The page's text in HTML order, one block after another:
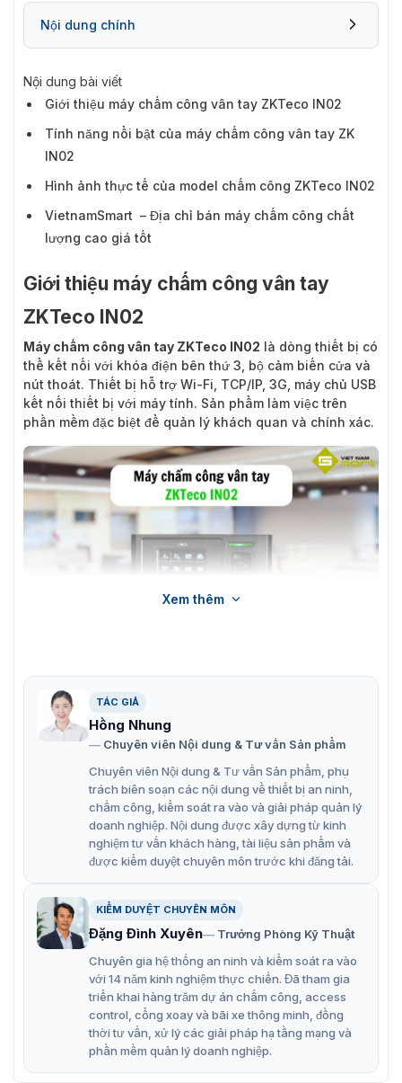
Nội dung chính
Nội dung bài viết
Giới thiệu máy chấm công vân tay ZKTeco IN02
Tính năng nổi bật của máy chấm công vân tay ZK
IN02
Hình ảnh thực tế của model chấm công ZKTeco IN02
VietnamSmart – Địa chỉ bán máy chấm công chất
lượng cao giá tốt
Giới thiệu máy chấm công vân tay
ZKTeco IN02
Máy chấm công vân tay ZKTeco IN02 là dòng thiết bị có
thể kết nối với khóa điện bên thứ 3, bộ cảm biến cửa và
nút thoát. Thiết bị hỗ trợ Wi-Fi, TCP/IP, 3G, máy chủ USB
kết nối thiết bị với máy tính. Sản phẩm làm việc trên
phần mềm đặc biệt để quản lý khách quan và chính xác.
Máy chấm công vân tay ZKTeco IN02
Sản phẩm hỗ trợ công nghệ quét vân tay hiện đại, hoạt
động dưới nguồn sáng mạnh với độ chính xác cao với
vân tay xước, ướt, thô ráp. Model này có dung lượng lưu
trữ lớn, phù hợp lắp đặt tại nhà xưởng hay văn phòng.
Tính năng nổi bật của máy chấm công
vân tay ZKTeco IN02
ZKTeco IN02
dạng sử dụng với người quản lý. Nhờ vậy mà người quản
lý có thể hiệu chuẩn hóa phù nhất để sử dụng tốt hơn
cho đơn vị sử dụng của mình.
Chức năng kiểm tra truy cập và chấm công bằng vân
tay và thẻ.
Giao tiếp: TCP/IP, USB (máy chủ và máy khách),
RS232/485.
Pin dự phòng.
Xem thêm
TÁC GIẢ
Hồng Nhung
Chuyên viên Nội dung & Tư vấn Sản phẩm
Chuyên viên Nội dung & Tư vấn Sản phẩm, phụ
trách biên soạn các nội dung về thiết bị an ninh,
chấm công, kiểm soát ra vào và giải pháp quản lý
doanh nghiệp. Nội dung được xây dựng từ kinh
nghiệm tư vấn khách hàng, tài liệu sản phẩm và
được kiểm duyệt chuyên môn trước khi đăng tải.
KIỂM DUYỆT CHUYÊN MÔN
Đặng Đình Xuyên
Trưởng Phòng Kỹ Thuật
Chuyên gia hệ thống an ninh và kiểm soát ra vào
với 14 năm kinh nghiệm thực chiến. Đã tham gia
triển khai hàng trăm dự án chấm công, access
control, cổng xoay và bãi xe thông minh, đồng
thời tư vấn, xử lý các giải pháp hạ tầng mạng và
phần mềm quản lý doanh nghiệp.